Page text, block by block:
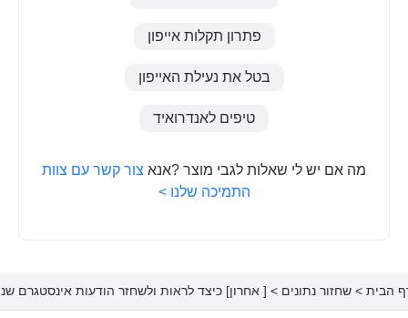
פתרון תקלות אייפון
בטל את נעילת האייפון
טיפים לאנדרואיד
מה אם יש לי שאלות לגבי מוצר ?אנא צור קשר עם צוות
התמיכה שלנו >
הבית > שחזור נתונים > [ אחרון] כיצד לראות ולשחזר הודעות אינסטגרם